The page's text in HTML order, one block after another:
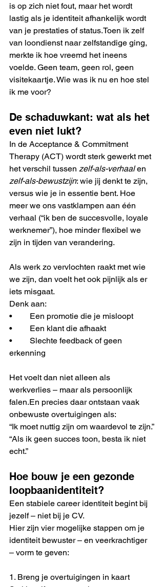
is op zich niet fout, maar het wordt
lastig als je identiteit afhankelijk wordt
van je prestaties of status.Toen ik zelf
van loondienst naar zelfstandige ging,
merkte ik hoe vreemd het ineens
voelde. Geen team, geen rol, geen
visitekaartje. Wie was ik nu en hoe stel
ik me voor?
De schaduwkant: wat als het
even niet lukt?
In de Acceptance & Commitment
Therapy (ACT) wordt sterk gewerkt met
het verschil tussen zelf-als-verhaal en
zelf-als-bewustzijn: wie jij denkt te zijn,
versus wie je in essentie bent. Hoe
meer we ons vastklampen aan één
verhaal (“ik ben de succesvolle, loyale
werknemer”), hoe minder flexibel we
zijn in tijden van verandering.
Als werk zo vervlochten raakt met wie
we zijn, dan voelt het ook pijnlijk als er
iets misgaat.
Denk aan:
•	Een promotie die je misloopt
•	Een klant die afhaakt
•	Slechte feedback of geen
erkenning
Het voelt dan niet alleen als
werkverlies – maar als persoonlijk
falen.En precies daar ontstaan vaak
onbewuste overtuigingen als:
“Ik moet nuttig zijn om waardevol te zijn.”
“Als ik geen succes toon, besta ik niet
echt.”
Hoe bouw je een gezonde
loopbaanidentiteit?
Een stabiele career identiteit begint bij
jezelf – niet bij je CV.
Hier zijn vier mogelijke stappen om je
identiteit bewuster – en veerkrachtiger
– vorm te geven:
1. Breng je overtuigingen in kaart